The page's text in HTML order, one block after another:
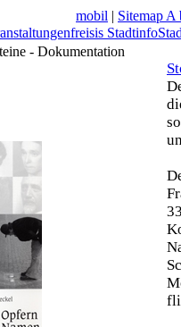
mobil | Sitemap A
freisis Stadtinfo
- Dokumentation